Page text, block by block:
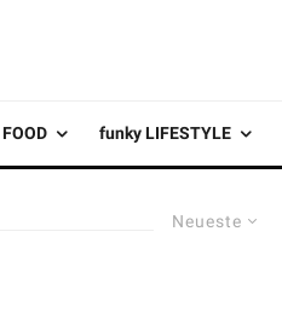
funky LIFESTYLE
Neueste